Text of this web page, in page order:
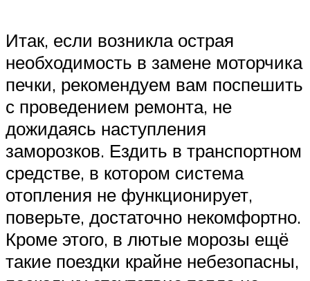
Итак, если возникла острая
необходимость в замене моторчика
печки, рекомендуем вам поспешить
с проведением ремонта, не
дожидаясь наступления
заморозков. Ездить в транспортном
средстве, в котором система
отопления не функционирует,
поверьте, достаточно некомфортно.
Кроме этого, в лютые морозы ещё
такие поездки крайне небезопасны,